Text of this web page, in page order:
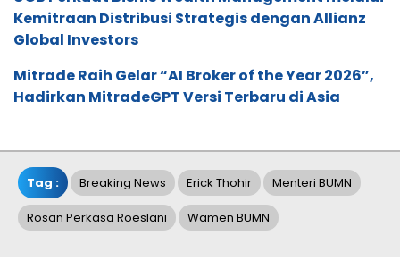
Kemitraan Distribusi Strategis dengan Allianz
Global Investors
Mitrade Raih Gelar “AI Broker of the Year 2026”,
Hadirkan MitradeGPT Versi Terbaru di Asia
Tag : Breaking News Erick Thohir Menteri BUMN
Rosan Perkasa Roeslani Wamen BUMN